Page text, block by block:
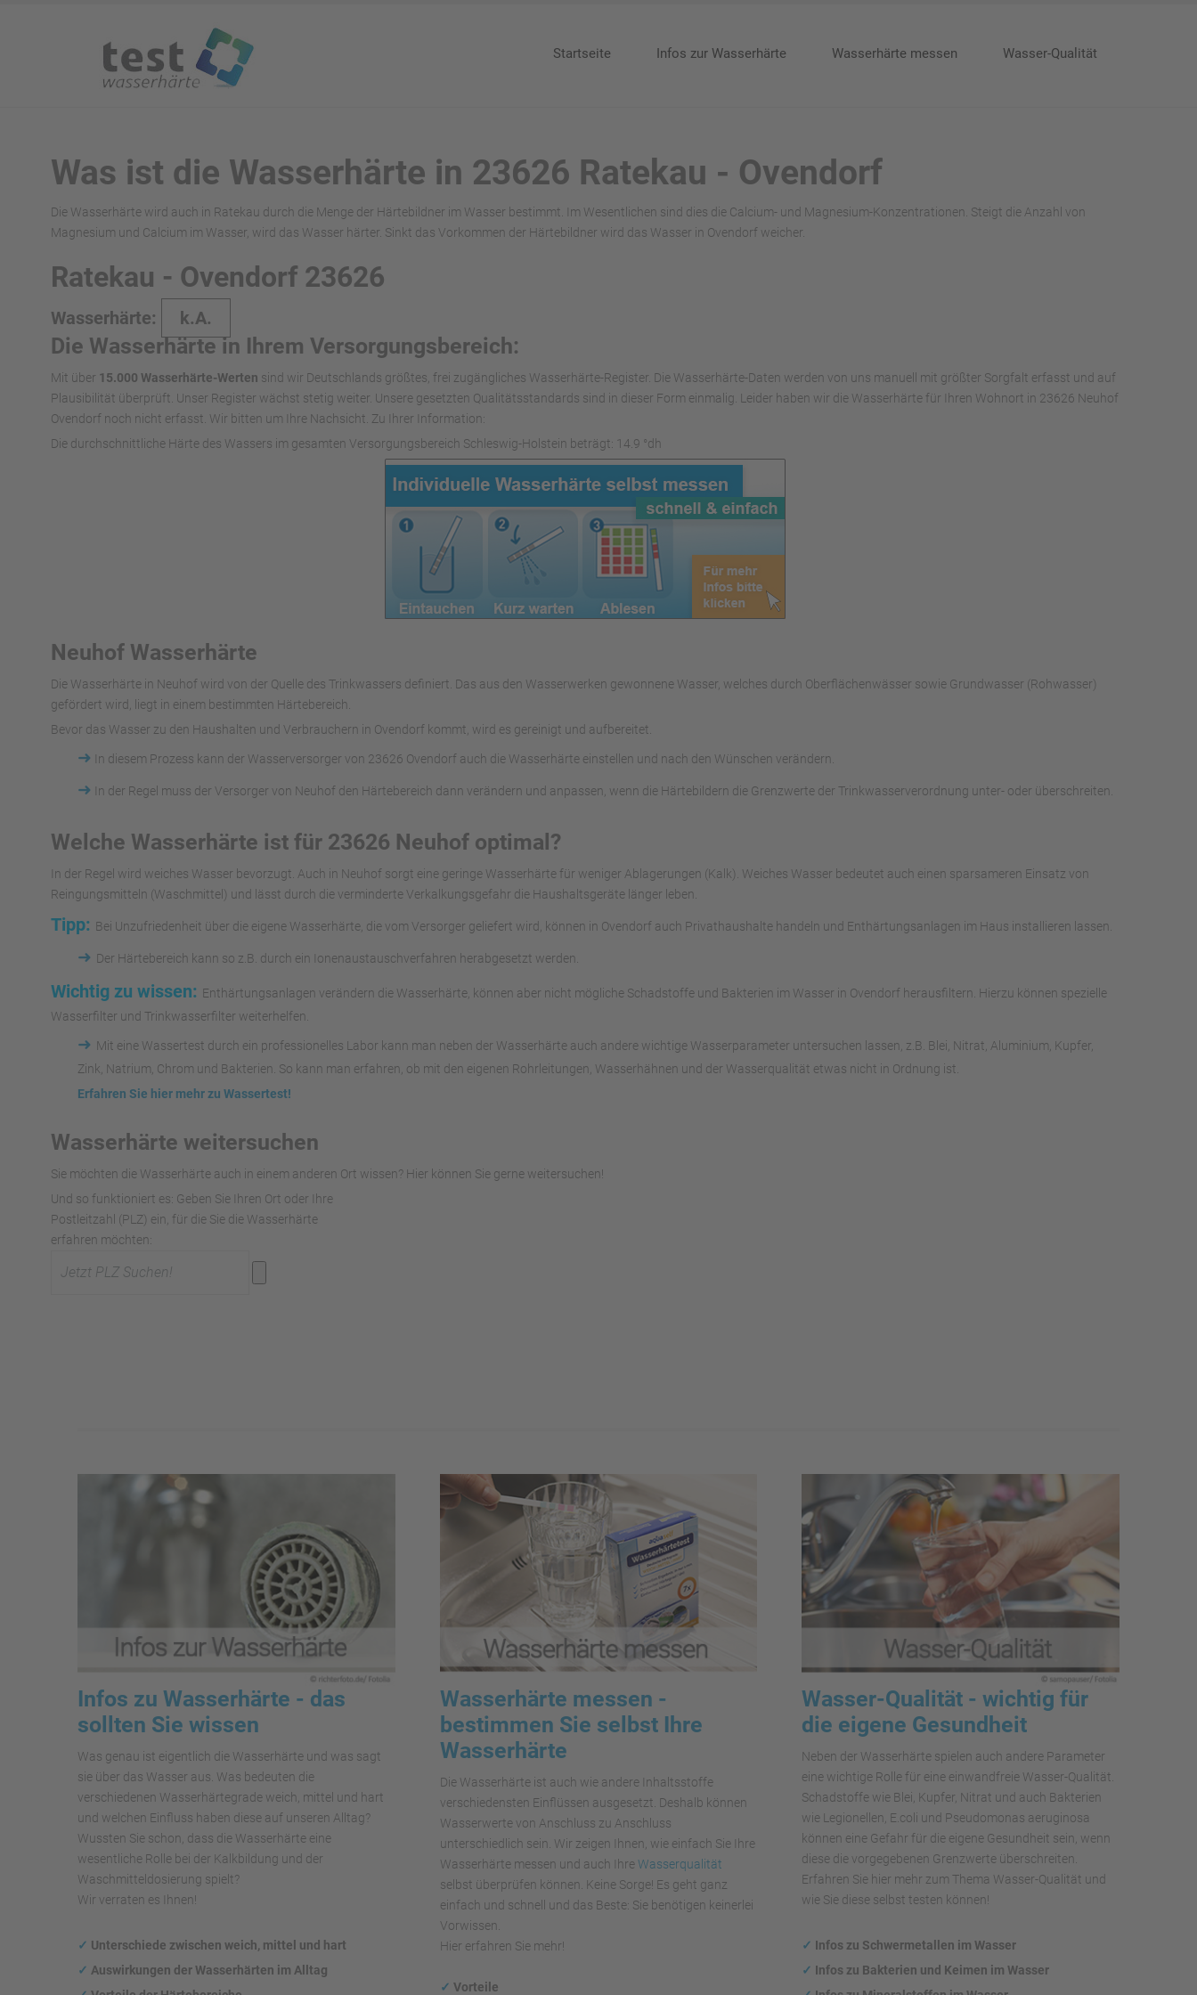
Startseite Infos zur Wasserhärte Wasserhärte messen Wasser-Qualität
Was ist die Wasserhärte in 23626 Ratekau - Ovendorf
Die Wasserhärte wird auch in Ratekau durch die Menge der Härtebildner im Wasser bestimmt. Im Wesentlichen sind dies die Calcium- und Magnesium-Konzentrationen. Steigt die Anzahl von
Magnesium und Calcium im Wasser, wird das Wasser härter. Sinkt das Vorkommen der Härtebildner wird das Wasser in Ovendorf weicher.
Ratekau - Ovendorf 23626
Wasserhärte: k.A.
Die Wasserhärte in Ihrem Versorgungsbereich:
Mit über 15.000 Wasserhärte-Werten sind wir Deutschlands größtes, frei zugängliches Wasserhärte-Register. Die Wasserhärte-Daten werden von uns manuell mit größter Sorgfalt erfasst und auf
Plausibilität überprüft. Unser Register wächst stetig weiter. Unsere gesetzten Qualitätsstandards sind in dieser Form einmalig. Leider haben wir die Wasserhärte für Ihren Wohnort in 23626 Neuhof
Ovendorf noch nicht erfasst. Wir bitten um Ihre Nachsicht. Zu Ihrer Information:
Die durchschnittliche Härte des Wassers im gesamten Versorgungsbereich Schleswig-Holstein beträgt: 14.9 °dh
Neuhof Wasserhärte
Die Wasserhärte in Neuhof wird von der Quelle des Trinkwassers definiert. Das aus den Wasserwerken gewonnene Wasser, welches durch Oberflächenwässer sowie Grundwasser (Rohwasser)
gefördert wird, liegt in einem bestimmten Härtebereich.
Bevor das Wasser zu den Haushalten und Verbrauchern in Ovendorf kommt, wird es gereinigt und aufbereitet.
➜ In diesem Prozess kann der Wasserversorger von 23626 Ovendorf auch die Wasserhärte einstellen und nach den Wünschen verändern.
➜ In der Regel muss der Versorger von Neuhof den Härtebereich dann verändern und anpassen, wenn die Härtebildern die Grenzwerte der Trinkwasserverordnung unter- oder überschreiten.
Welche Wasserhärte ist für 23626 Neuhof optimal?
In der Regel wird weiches Wasser bevorzugt. Auch in Neuhof sorgt eine geringe Wasserhärte für weniger Ablagerungen (Kalk). Weiches Wasser bedeutet auch einen sparsameren Einsatz von
Reingungsmitteln (Waschmittel) und lässt durch die verminderte Verkalkungsgefahr die Haushaltsgeräte länger leben.
Tipp: Bei Unzufriedenheit über die eigene Wasserhärte, die vom Versorger geliefert wird, können in Ovendorf auch Privathaushalte handeln und Enthärtungsanlagen im Haus installieren lassen.
➜ Der Härtebereich kann so z.B. durch ein Ionenaustauschverfahren herabgesetzt werden.
Wichtig zu wissen: Enthärtungsanlagen verändern die Wasserhärte, können aber nicht mögliche Schadstoffe und Bakterien im Wasser in Ovendorf herausfiltern. Hierzu können spezielle
Wasserfilter und Trinkwasserfilter weiterhelfen.
➜ Mit eine Wassertest durch ein professionelles Labor kann man neben der Wasserhärte auch andere wichtige Wasserparameter untersuchen lassen, z.B. Blei, Nitrat, Aluminium, Kupfer,
Zink, Natrium, Chrom und Bakterien. So kann man erfahren, ob mit den eigenen Rohrleitungen, Wasserhähnen und der Wasserqualität etwas nicht in Ordnung ist.
Erfahren Sie hier mehr zu Wassertest!
Wasserhärte weitersuchen
Sie möchten die Wasserhärte auch in einem anderen Ort wissen? Hier können Sie gerne weitersuchen!
Und so funktioniert es: Geben Sie Ihren Ort oder Ihre
Postleitzahl (PLZ) ein, für die Sie die Wasserhärte
erfahren möchten:
Infos zu Wasserhärte - das
sollten Sie wissen
Was genau ist eigentlich die Wasserhärte und was sagt
sie über das Wasser aus. Was bedeuten die
verschiedenen Wasserhärtegrade weich, mittel und hart
und welchen Einfluss haben diese auf unseren Alltag?
Wussten Sie schon, dass die Wasserhärte eine
wesentliche Rolle bei der Kalkbildung und der
Waschmitteldosierung spielt?
Wir verraten es Ihnen!
✓ Unterschiede zwischen weich, mittel und hart
✓ Auswirkungen der Wasserhärten im Alltag
Wasserhärte messen -
bestimmen Sie selbst Ihre
Wasserhärte
Die Wasserhärte ist auch wie andere Inhaltsstoffe
verschiedensten Einflüssen ausgesetzt. Deshalb können
Wasserwerte von Anschluss zu Anschluss
unterschiedlich sein. Wir zeigen Ihnen, wie einfach Sie Ihre
Wasserhärte messen und auch IhreWasserqualität
selbst überprüfen können. Keine Sorge! Es geht ganz
einfach und schnell und das Beste: Sie benötigen keinerlei
Vorwissen.
Hier erfahren Sie mehr!
✓ Vorteile
Wasser-Qualität - wichtig für
die eigene Gesundheit
Neben der Wasserhärte spielen auch andere Parameter
eine wichtige Rolle für eine einwandfreie Wasser-Qualität.
Schadstoffe wie Blei, Kupfer, Nitrat und auch Bakterien
wie Legionellen, E.coli und Pseudomonas aeruginosa
können eine Gefahr für die eigene Gesundheit sein, wenn
diese die vorgegebenen Grenzwerte überschreiten.
Erfahren Sie hier mehr zum Thema Wasser-Qualität und
wie Sie diese selbst testen können!
✓ Infos zu Schwermetallen im Wasser
✓ Infos zu Bakterien und Keimen im Wasser